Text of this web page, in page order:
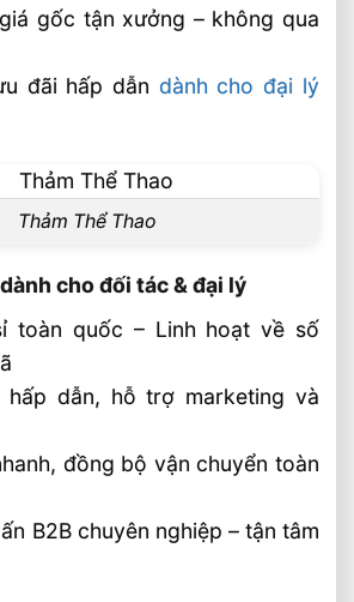
gốc tận xưởng – không qua
đãi hấp dẫn dành cho đại lý
Thảm Thể Thao
cho đối tác & đại lý
toàn quốc – Linh hoạt về số
hấp dẫn, hỗ trợ marketing và
đồng bộ vận chuyển toàn
B2B chuyên nghiệp – tận tâm